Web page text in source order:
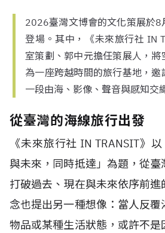
2026臺灣文博會的文化策展於8
登場。其中，《未來旅行社 IN
室策劃、郭中元擔任策展人，
為一座跨越時間的旅行基地，
一段由海、影像、聲音與感知交
從臺灣的海線旅行出發
《未來旅行社 IN TRANSIT》
與未來，同時抵達」為題，從臺
打破過去、現在與未來依序前
念也提出另一種想像：當人反
物品或某種生活狀態，或許不是